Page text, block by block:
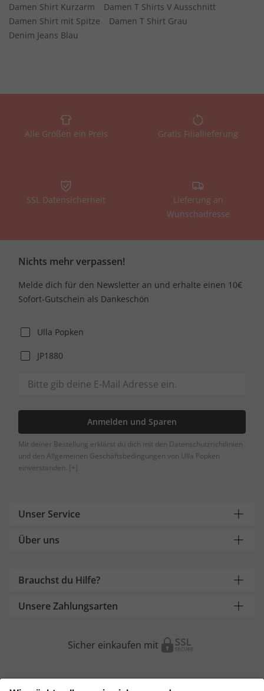
Damen Shirt Kurzarm
Damen T Shirts V Ausschnitt
Damen Shirt mit Spitze
Damen T Shirt Grau
Denim Jeans Blau
Alle Größen ein Preis Gratis Filiallieferung
SSL Datensicherheit
Lieferung an
Wunschadresse
Nichts mehr verpassen!
Melde dich für den Newsletter an und erhalte einen 10€
Sofort-Gutschein als Dankeschön
Ulla Popken
JP1880
Anmelden und Sparen
Mit deiner Bestellung erklärst du dich mit den Datenschutzrichtlinien
und den Allgemeinen Geschäftsbedingungen von Ulla Popken
einverstanden. [+]
Unser Service
Über uns
Brauchst du Hilfe?
Unsere Zahlungsarten
Sicher einkaufen mit